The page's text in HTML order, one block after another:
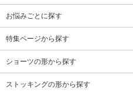
お悩みごとに探す
特集ページから探す
ショーツの形から探す
ストッキングの形から探す